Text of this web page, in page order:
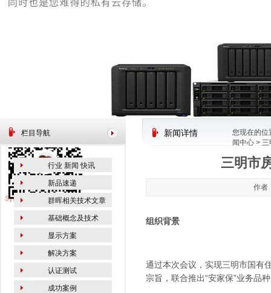
新闻详情
您现在的位
闻中心 > 三
栏目导航
行业 新闻 快讯
新品速递
群晖相关技术文章
基础概念及技术
显示方案
解决方案
认证测试
成功案例
三明市
作者
组织背景
通过本次会议，实现三明市国有
宗旨，联合推出“安家保”业务品